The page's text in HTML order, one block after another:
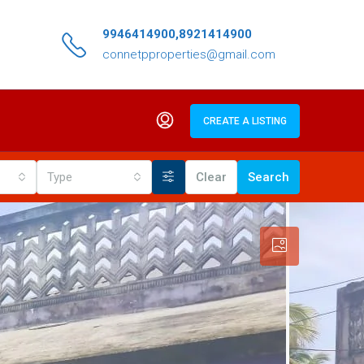
9946414900,8921414900
connetpproperties@gmail.com
CREATE A LISTING
Type Clear Search